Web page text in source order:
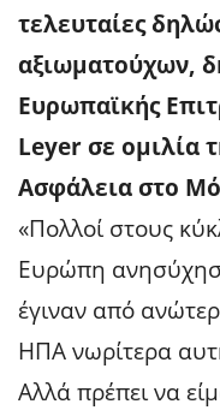
τελευταίες
αξιωματούχων,
Ευρωπαϊκής
Leyer σε ομιλία
Ασφάλεια στο
«Πολλοί στους
Ευρώπη
έγιναν από
ΗΠΑ νωρίτερα
Αλλά πρέπει να